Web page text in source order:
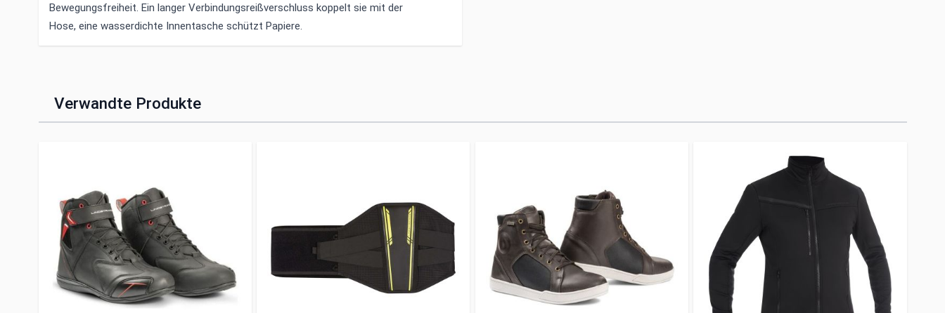
Bewegungsfreiheit. Ein langer Verbindungsreißverschluss koppelt sie mit der
Hose, eine wasserdichte Innentasche schützt Papiere.
Verwandte Produkte